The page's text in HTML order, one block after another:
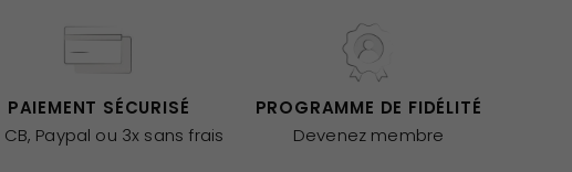
PAIEMENT SÉCURISÉ
CB, Paypal ou 3x sans frais
PROGRAMME DE FIDÉLITÉ
Devenez membre